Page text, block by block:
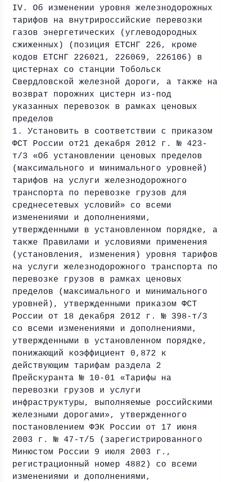
IV. Об изменении уровня железнодорожных
тарифов на внутрироссийские перевозки
газов энергетических (углеводородных
сжиженных) (позиция ЕТСНГ 226, кроме
кодов ЕТСНГ 226021, 226069, 226106) в
цистернах со станции Тобольск
Свердловской железной дороги, а также на
возврат порожних цистерн из-под
указанных перевозок в рамках ценовых
пределов
1. Установить в соответствии с приказом
ФСТ России от21 декабря 2012 г. № 423-
т/3 «Об установлении ценовых пределов
(максимального и минимального уровней)
тарифов на услуги железнодорожного
транспорта по перевозке грузов для
среднесетевых условий» со всеми
изменениями и дополнениями,
утвержденными в установленном порядке, а
также Правилами и условиями применения
(установления, изменения) уровня тарифов
на услуги железнодорожного транспорта по
перевозке грузов в рамках ценовых
пределов (максимального и минимального
уровней), утвержденными приказом ФСТ
России от 18 декабря 2012 г. № 398-т/3
со всеми изменениями и дополнениями,
утвержденными в установленном порядке,
понижающий коэффициент 0,872 к
действующим тарифам раздела 2
Прейскуранта № 10-01 «Тарифы на
перевозки грузов и услуги
инфраструктуры, выполняемые российскими
железными дорогами», утвержденного
постановлением ФЭК России от 17 июня
2003 г. № 47-т/5 (зарегистрированного
Минюстом России 9 июля 2003 г.,
регистрационный номер 4882) со всеми
изменениями и дополнениями,